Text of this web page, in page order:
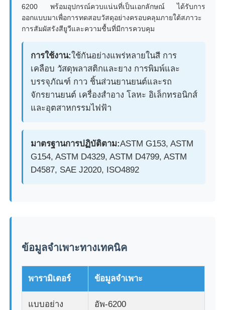
บ้าน
ผลิตภัณฑ์
เกี่ยวกับเรา
ทัวร์โรงงาน
ควบคุมคุณภาพ
อุปกรณ์ทดสอบในห้องปฏิบัติการ
ห้องทดสอบสิ่งแวดล้อม
เครื่องทดสอบสากล
6200 พร้อมอุปกรณ์ควบแน่นที่เป็นเอกลักษณ์ ได้รับการ
ออกแบบมาเพื่อการทดสอบวัสดุอย่างครอบคลุมภายใต้สภาวะ
การสัมผัสรังสียูวีและความชื้นที่มีการควบคุม
การใช้งาน:ใช้กันอย่างแพร่หลายในสี การ
เคลือบ วัสดุพลาสติกและยาง การพิมพ์และ
บรรจุภัณฑ์ กาว ชิ้นส่วนยานยนต์และรถ
จักรยานยนต์ เครื่องสำอาง โลหะ อิเล็กทรอนิกส์
และอุตสาหกรรมไฟฟ้า
มาตรฐานการปฏิบัติตาม:ASTM G153, ASTM
G154, ASTM D4329, ASTM D4799, ASTM
D4587, SAE J2020, ISO4892
ข้อมูลจำเพาะทางเทคนิค
พารามิเตอร์ ข้อมูลจำเพาะ
แบบอย่าง อัพ-6200